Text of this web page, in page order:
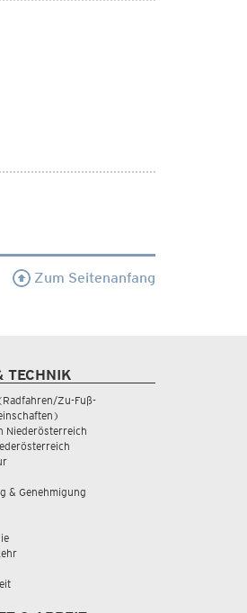
Zum Seitenanfang
TECHNIK
Zu-Fuß-
Niederösterreich
& Genehmigung